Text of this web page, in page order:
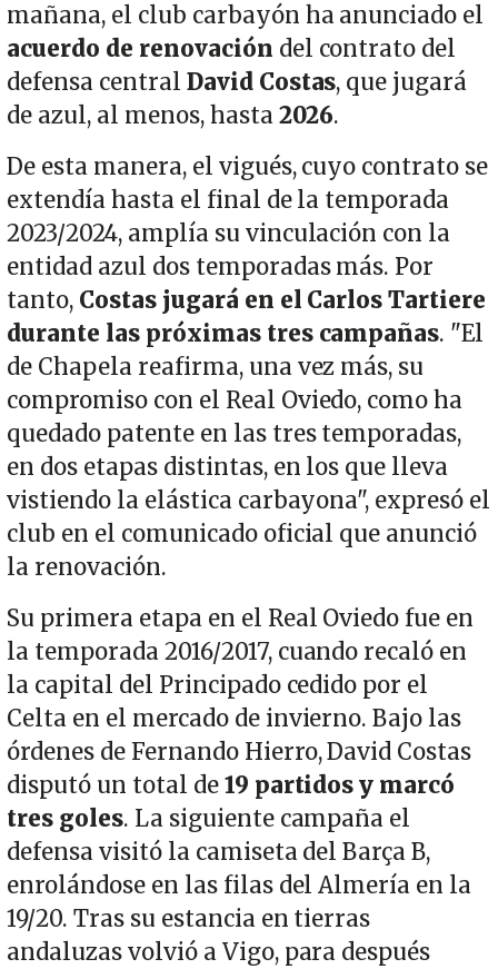
mañana, el club carbayón ha anunciado el
acuerdo de renovación del contrato del
defensa central David Costas, que jugará
de azul, al menos, hasta2026.
De esta manera, el vigués, cuyo contrato se
extendía hasta el final de la temporada
2023/2024, amplía su vinculación con la
entidad azul dos temporadas más. Por
tanto, Costas jugará en el Carlos Tartiere
durante las próximas tres campañas. "El
de Chapela reafirma, una vez más, su
compromiso con el Real Oviedo, como ha
quedado patente en las tres temporadas,
en dos etapas distintas, en los que lleva
vistiendo la elástica carbayona", expresó el
club en el comunicado oficial que anunció
la renovación.
Su primera etapa en el Real Oviedo fue en
la temporada 2016/2017, cuando recaló en
la capital del Principado cedido por el
Celta en el mercado de invierno. Bajo las
órdenes de Fernando Hierro, David Costas
disputó un total de19 partidos y marcó
tres goles. La siguiente campaña el
defensa visitó la camiseta del Barça B,
enrolándose en las filas del Almería en la
19/20. Tras su estancia en tierras
andaluzas volvió a Vigo, para después